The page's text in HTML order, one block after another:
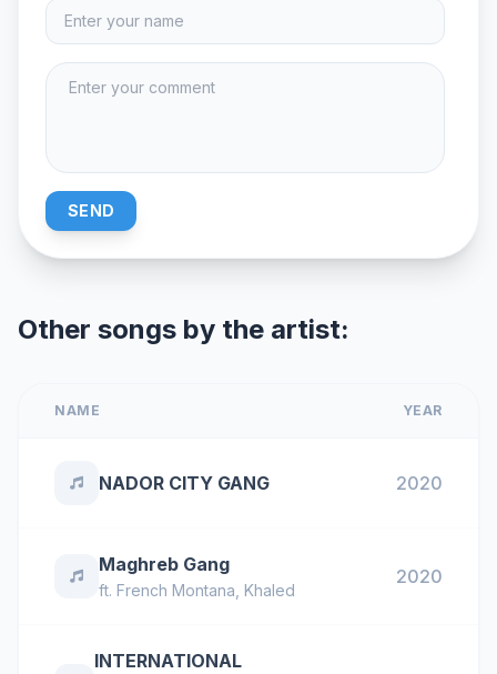
SEND
Other songs by the artist:
NAME YEAR
NADOR CITY GANG 2020
Maghreb Gang
ft. French Montana Khaled
2020
INTERNATIONAL